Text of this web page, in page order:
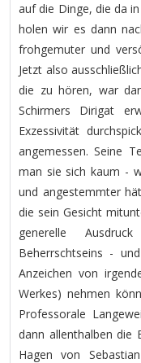
auf die Dinge, die da
holen wir es dann
frohgemuter und
Jetzt also
die zu hören, war
Schirmers Dirigat
Exzessivität
angemessen. Seine
man sie sich kaum -
und angestemmter
die sein Gesicht
generelle
Beherrschtseins -
Anzeichen von
Werkes) nehmen
Professorale
dann allenthalben die
Hagen von